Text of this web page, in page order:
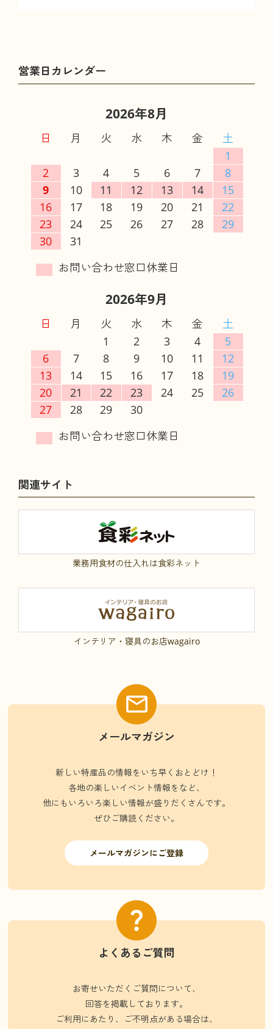
2026年8月
日 月 火 水 木 金
土
1
2
3 4 5 6 7
8
9
10 11 12 13 14
15
16
17 18 19 20 21
22
23
24 25 26 27 28
29
30
31
2026年9月
日 月 火 水 木 金
土
1
2 3 4
5
6
7 8 9 10 11
12
13
14 15 16 17 18
19
20
21 22 23 24 25
26
27
28 29 30
関連サイト
業務用食材の仕入れは食彩ネット
インテリア・寝具のお店wagairo
メールマガジン
新しい特産品の情報をいち早くおとどけ！
各地の楽しいイベント情報をなど、
他にもいろいろ楽しい情報が盛りだくさんです。
ぜひご購読ください。
メールマガジンにご登録
よくあるご質問
お寄せいただくご質問について、
回答を掲載しております。
ご利用にあたり、ご不明点がある場合は、